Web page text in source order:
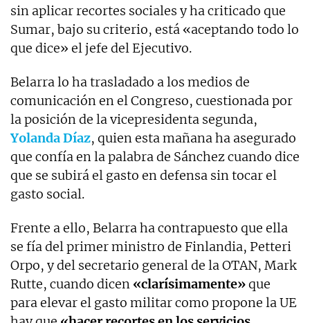
sin aplicar recortes sociales y ha criticado que
Sumar, bajo su criterio, está «aceptando todo lo
que dice» el jefe del Ejecutivo.
Belarra lo ha trasladado a los medios de
comunicación en el Congreso, cuestionada por
la posición de la vicepresidenta segunda,
Yolanda Díaz, quien esta mañana ha asegurado
que confía en la palabra de Sánchez cuando dice
que se subirá el gasto en defensa sin tocar el
gasto social.
Frente a ello, Belarra ha contrapuesto que ella
se fía del primer ministro de Finlandia, Petteri
Orpo, y del secretario general de la OTAN, Mark
Rutte, cuando dicen «clarísimamente»que
para elevar el gasto militar como propone la UE